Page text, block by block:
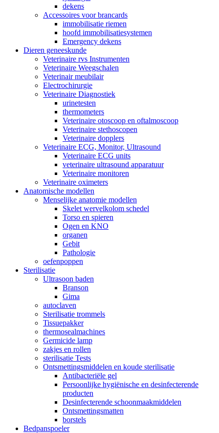
dekens
Accessoires voor brancards
immobilisatie riemen
hoofd immobilisatiesystemen
Emergency dekens
Dieren geneeskunde
Veterinaire rvs Instrumenten
Veterinaire Weegschalen
Veterinair meubilair
Electrochirurgie
Veterinaire Diagnostiek
urinetesten
thermometers
Veterinaire otoscoop en oftalmoscoop
Veterinaire stethoscopen
Veterinaire dopplers
Veterinaire ECG, Monitor, Ultrasound
Veterinaire ECG units
veterinaire ultrasound apparatuur
Veterinaire monitoren
Veterinaire oximeters
Anatomische modellen
Menselijke anatomie modellen
Skelet wervelkolom schedel
Torso en spieren
Ogen en KNO
organen
Gebit
Pathologie
oefenpoppen
Sterilisatie
Ultrasoon baden
Branson
Gima
autoclaven
Sterilisatie trommels
Tissuepakker
thermosealmachines
Germicide lamp
zakjes en rollen
sterilisatie Tests
Ontsmettingsmiddelen en koude sterilisatie
Antibacteriële gel
Persoonlijke hygiënische en desinfecterende
producten
Desinfecterende schoonmaakmiddelen
Ontsmettingsmatten
borstels
Bedpanspoeler